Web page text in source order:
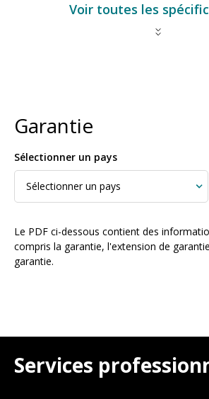
Voir toutes les
Garantie
Sélectionner un pays
Le PDF ci-dessous contient des
compris la garantie, l'extension de
garantie.
Services